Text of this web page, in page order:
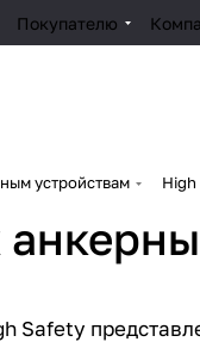
Покупателю
устройствам
Safety